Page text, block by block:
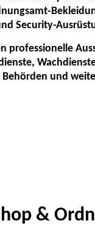
Security-
professionelle
und
&